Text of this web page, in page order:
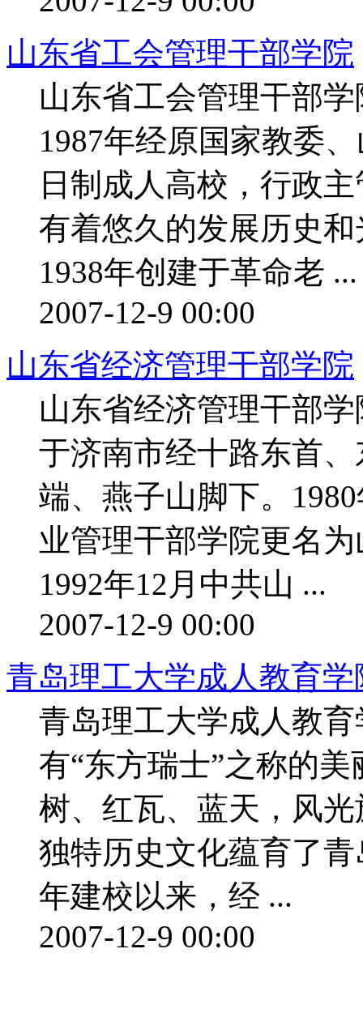
山东省工会管理干部学院
山东省工会管理干部
1987年经原国家教委
日制成人高校，行政
有着悠久的发展历史
1938年创建于革命老 ...
2007-12-9 00:00
山东省经济管理干部学院
山东省经济管理干部
于济南市经十路东首
端、燕子山脚下。
业管理干部学院更名
1992年12月中共山 ...
2007-12-9 00:00
青岛理工大学成人教育学
青岛理工大学成人教
有“东方瑞士”之称的
树、红瓦、蓝天，风
独特历史文化蕴育了
年建校以来，经 ...
2007-12-9 00:00